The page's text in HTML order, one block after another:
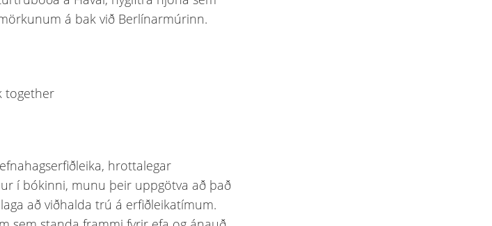
á bak við Berlínarmúrinn.
hrottalegar
í bókinni, munu þeir uppgötva að það
að viðhalda trú á erfiðleikatímum.